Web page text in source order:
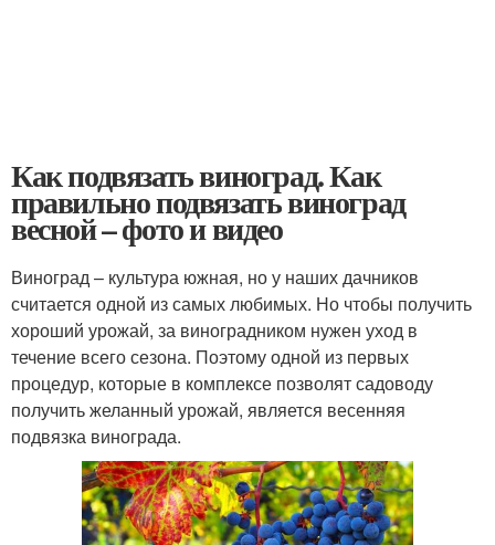
Как подвязать виноград. Как
правильно подвязать виноград
весной – фото и видео
Виноград – культура южная, но у наших дачников
считается одной из самых любимых. Но чтобы получить
хороший урожай, за виноградником нужен уход в
течение всего сезона. Поэтому одной из первых
процедур, которые в комплексе позволят садоводу
получить желанный урожай, является весенняя
подвязка винограда.